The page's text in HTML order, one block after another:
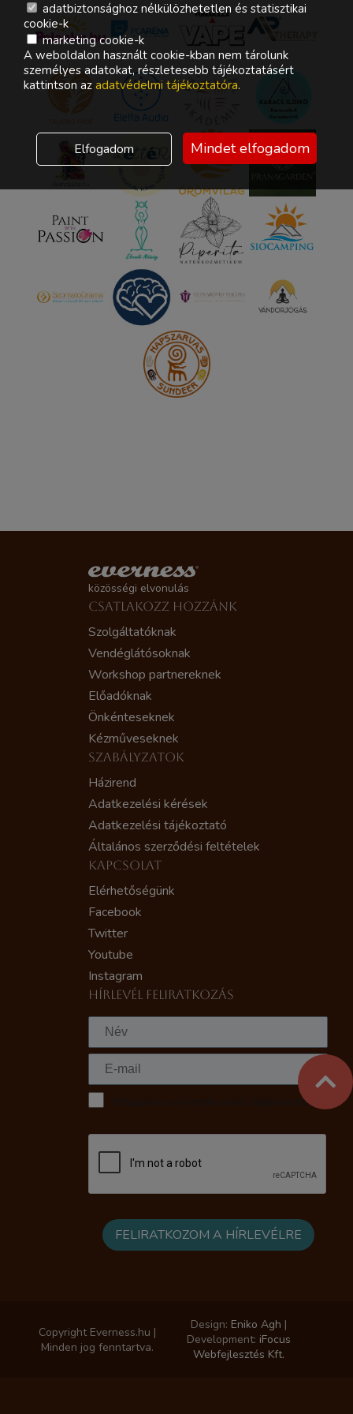
közösségi elvonulás
CSATLAKOZZ HOZZÁNK
Szolgáltatóknak
Vendéglátósoknak
Workshop partnereknek
Előadóknak
Önkénteseknek
Kézműveseknek
SZABÁLYZATOK
Házirend
Adatkezelési kérések
Adatkezelési tájékoztató
Általános szerződési feltételek
KAPCSOLAT
Elérhetőségünk
Facebook
Twitter
Youtube
Instagram
HÍRLEVÉL FELIRATKOZÁS
Elfogadom az Adatkezelési tájékoztatót
Copyright Everness.hu |
Minden jog fenntartva.
Design: Eniko Agh |
Development: iFocus
Webfejlesztés Kft.
adatbiztonsághoz nélkülözhetetlen és statisztikai
cookie-k
marketing cookie-k
A weboldalon használt cookie-kban nem tárolunk
személyes adatokat, részletesebb tájékoztatásért
kattintson az adatvédelmi tájékoztatóra.
Elfogadom Mindet elfogadom